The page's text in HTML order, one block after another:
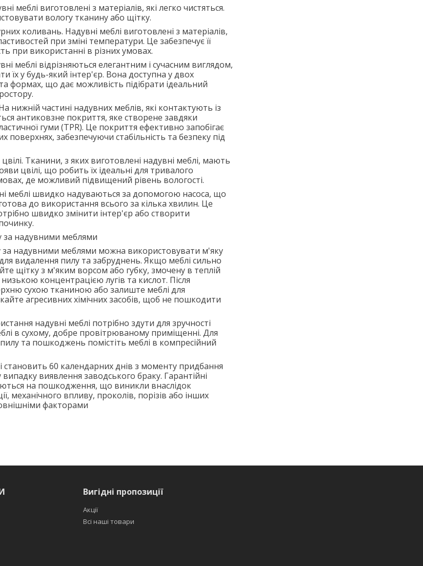
меблі виготовлені з матеріалів, які легко чистяться.
вологу тканину або щітку.
коливань. Надувні меблі виготовлені з матеріалів,
при зміні температури. Це забезпечує її
при використанні в різних умовах.
меблі відрізняються елегантним і сучасним виглядом,
їх у будь-який інтер'єр. Вона доступна у двох
формах, що дає можливість підібрати ідеальний
нижній частині надувних меблів, які контактують із
антиковзне покриття, яке створене завдяки
гуми (TPR). Це покриття ефективно запобігає
поверхнях, забезпечуючи стабільність та безпеку під
Тканини, з яких виготовлені надувні меблі, мають
цвілі, що робить їх ідеальні для тривалого
де можливий підвищений рівень вологості.
меблі швидко надуваються за допомогою насоса, що
до використання всього за кілька хвилин. Це
швидко змінити інтер'єр або створити
за надувними меблями
надувними меблями можна використовувати м'яку
видалення пилу та забруднень. Якщо меблі сильно
щітку з м'яким ворсом або губку, змочену в теплій
концентрацією лугів та кислот. Після
сухою тканиною або залиште меблі для
агресивних хімічних засобів, щоб не пошкодити
надувні меблі потрібно здути для зручності
в сухому, добре провітрюваному приміщенні. Для
та пошкоджень помістіть меблі в компресійний
становить 60 календарних днів з моменту придбання
виявлення заводського браку. Гарантійні
на пошкодження, що виникли внаслідок
механічного впливу, проколів, порізів або інших
факторами
Вигідні пропозиції
Акції
Всі наші товари